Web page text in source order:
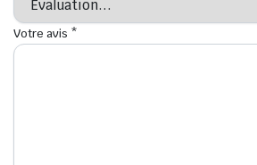
Votre avis *